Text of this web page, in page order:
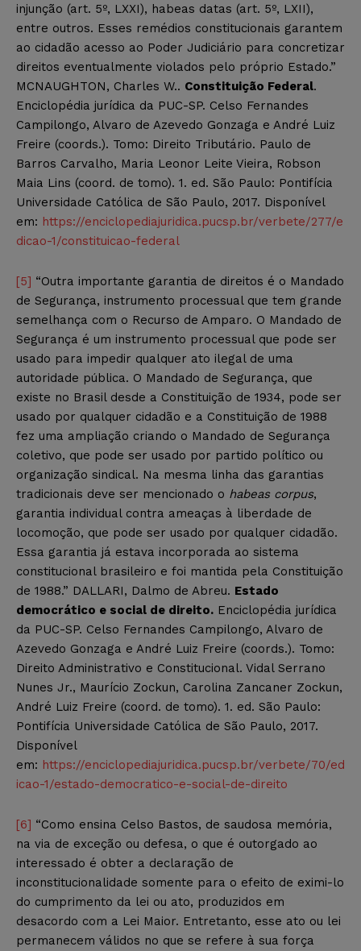
injunção (art. 5º, LXXI), habeas datas (art. 5º, LXII),
entre outros. Esses remédios constitucionais garantem
ao cidadão acesso ao Poder Judiciário para concretizar
direitos eventualmente violados pelo próprio Estado.”
MCNAUGHTON, Charles W.. Constituição Federal.
Enciclopédia jurídica da PUC-SP. Celso Fernandes
Campilongo, Alvaro de Azevedo Gonzaga e André Luiz
Freire (coords.). Tomo: Direito Tributário. Paulo de
Barros Carvalho, Maria Leonor Leite Vieira, Robson
Maia Lins (coord. de tomo). 1. ed. São Paulo: Pontifícia
Universidade Católica de São Paulo, 2017. Disponível
em: https://enciclopediajuridica.pucsp.br/verbete/277/e
dicao-1/constituicao-federal
[5] “Outra importante garantia de direitos é o Mandado
de Segurança, instrumento processual que tem grande
semelhança com o Recurso de Amparo. O Mandado de
Segurança é um instrumento processual que pode ser
usado para impedir qualquer ato ilegal de uma
autoridade pública. O Mandado de Segurança, que
existe no Brasil desde a Constituição de 1934, pode ser
usado por qualquer cidadão e a Constituição de 1988
fez uma ampliação criando o Mandado de Segurança
coletivo, que pode ser usado por partido político ou
organização sindical. Na mesma linha das garantias
tradicionais deve ser mencionado o habeas corpus,
garantia individual contra ameaças à liberdade de
locomoção, que pode ser usado por qualquer cidadão.
Essa garantia já estava incorporada ao sistema
constitucional brasileiro e foi mantida pela Constituição
de 1988.” DALLARI, Dalmo de Abreu. Estado
democrático e social de direito. Enciclopédia jurídica
da PUC-SP. Celso Fernandes Campilongo, Alvaro de
Azevedo Gonzaga e André Luiz Freire (coords.). Tomo:
Direito Administrativo e Constitucional. Vidal Serrano
Nunes Jr., Maurício Zockun, Carolina Zancaner Zockun,
André Luiz Freire (coord. de tomo). 1. ed. São Paulo:
Pontifícia Universidade Católica de São Paulo, 2017.
Disponível
em: https://enciclopediajuridica.pucsp.br/verbete/70/ed
icao-1/estado-democratico-e-social-de-direito
[6] “Como ensina Celso Bastos, de saudosa memória,
na via de exceção ou defesa, o que é outorgado ao
interessado é obter a declaração de
inconstitucionalidade somente para o efeito de eximi-lo
do cumprimento da lei ou ato, produzidos em
desacordo com a Lei Maior. Entretanto, esse ato ou lei
permanecem válidos no que se refere à sua força